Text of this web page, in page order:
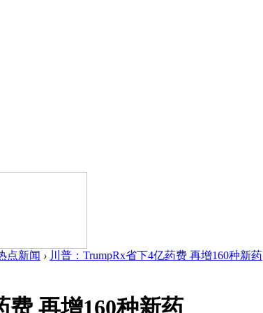
点新闻 › 川普：TrumpRx省下4亿药费 再增160种新药
费 再增160种新药